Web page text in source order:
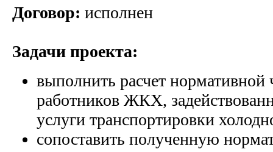
Договор: исполнен
Задачи проекта:
выполнить расчет нормативной
работников ЖКХ,
услуги транспортировки
сопоставить полученную